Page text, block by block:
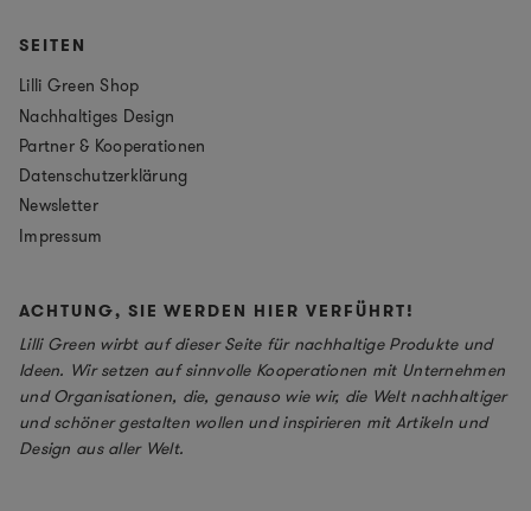
SEITEN
Lilli Green Shop
Nachhaltiges Design
Partner & Kooperationen
Datenschutzerklärung
Newsletter
Impressum
ACHTUNG, SIE WERDEN HIER VERFÜHRT!
Lilli Green wirbt auf dieser Seite für nachhaltige Produkte und
Ideen. Wir setzen auf sinnvolle Kooperationen mit Unternehmen
und Organisationen, die, genauso wie wir, die Welt nachhaltiger
und schöner gestalten wollen und inspirieren mit Artikeln und
Design aus aller Welt.